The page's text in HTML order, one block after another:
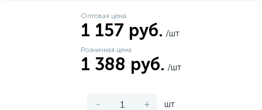
Оптовая цена
1 157 руб. /шт
Розничная цена
1 388 руб. /шт
- + шт